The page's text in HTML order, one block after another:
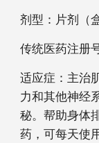
剂型：片剂（盒
传统医药注册
适应症：主治
力和其他神经
秘。帮助身体
药，可每天使用